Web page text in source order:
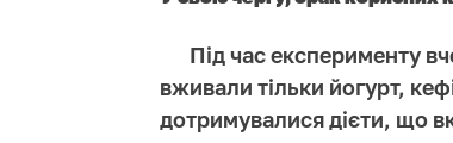
Під час експерименту
вживали тільки йогурт,
дотримувалися дієти, що